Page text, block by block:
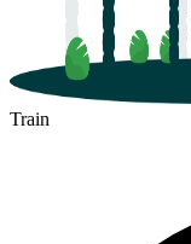
Train